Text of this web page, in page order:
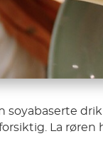
soyabaserte
La røren